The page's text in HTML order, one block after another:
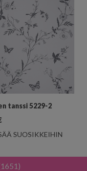
tanssi 5229-2
SUOSIKKEIHIN